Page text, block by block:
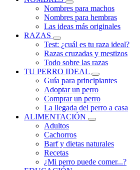
Nombres para machos
Nombres para hembras
Las ideas más originales
RAZAS
Test: ¿cuál es tu raza ideal?
Razas cruzadas y mestizos
Todo sobre las razas
TU PERRO IDEAL
Guía para principiantes
Adoptar un perro
Comprar un perro
La llegada del perro a casa
ALIMENTACIÓN
Adultos
Cachorros
Barf y dietas naturales
Recetas
¿Mi perro puede comer...?